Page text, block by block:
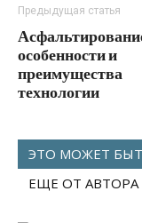
Предыдущая статья
особенности и
преимущества
технологии
ЭТО МОЖЕТ
ЕЩЕ ОТ АВТОРА